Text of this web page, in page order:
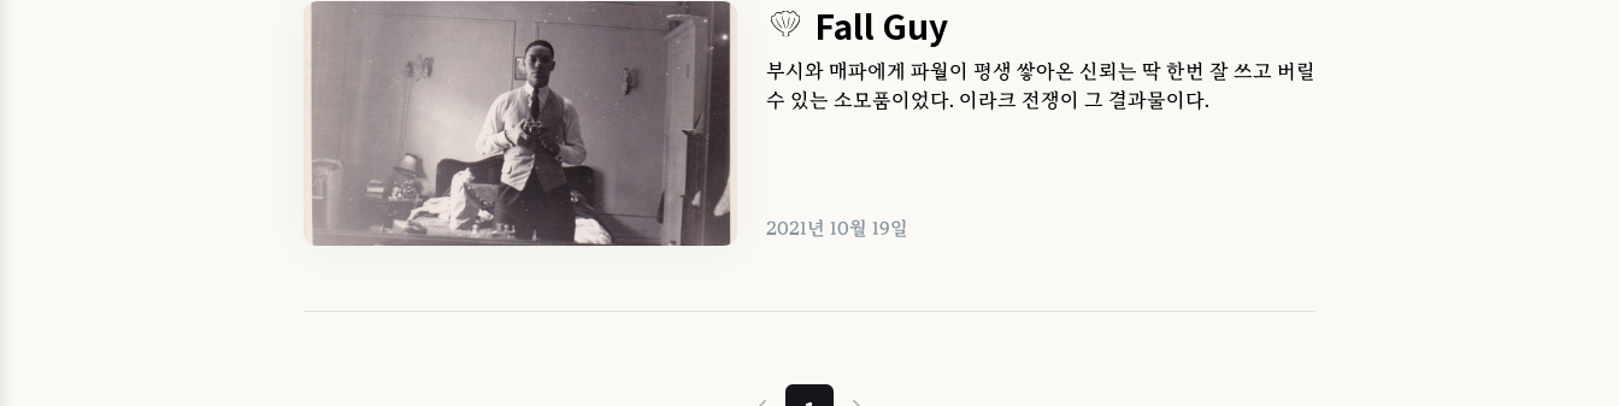
Fall Guy
부시와 매파에게 파월이 평생 쌓아온 신뢰는 딱 한번 잘 쓰고 버릴
수 있는 소모품이었다. 이라크 전쟁이 그 결과물이다.
2021년 10월 19일